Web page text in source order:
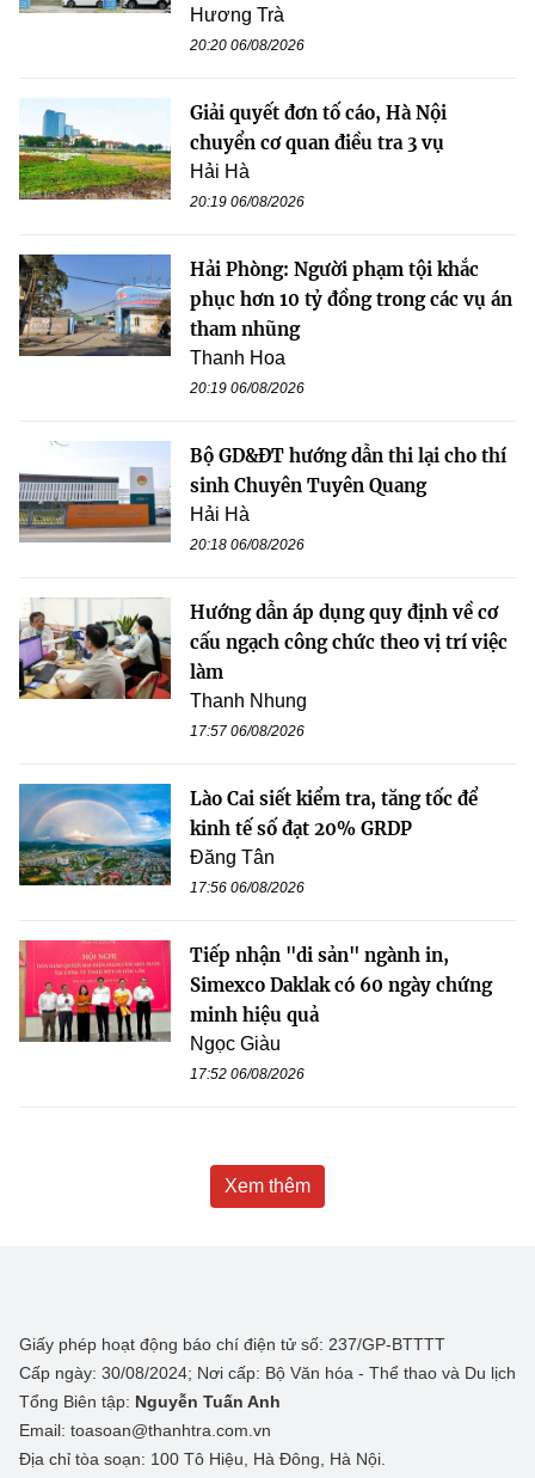
Hương Trà
20:20 06/08/2026
Giải quyết đơn tố cáo, Hà Nội
chuyển cơ quan điều tra 3 vụ
Hải Hà
20:19 06/08/2026
Hải Phòng: Người phạm tội khắc
phục hơn 10 tỷ đồng trong các vụ án
tham nhũng
Thanh Hoa
20:19 06/08/2026
Bộ GD&ĐT hướng dẫn thi lại cho thí
sinh Chuyên Tuyên Quang
Hải Hà
20:18 06/08/2026
Hướng dẫn áp dụng quy định về cơ
cấu ngạch công chức theo vị trí việc
làm
Thanh Nhung
17:57 06/08/2026
Lào Cai siết kiểm tra, tăng tốc để
kinh tế số đạt 20% GRDP
Đăng Tân
17:56 06/08/2026
Tiếp nhận "di sản" ngành in,
Simexco Daklak có 60 ngày chứng
minh hiệu quả
Ngọc Giàu
17:52 06/08/2026
Xem thêm
Giấy phép hoạt động báo chí điện tử số: 237/GP-BTTTT
Cấp ngày: 30/08/2024; Nơi cấp: Bộ Văn hóa - Thể thao và Du lịch
Tổng Biên tập: Nguyễn Tuấn Anh
Email: toasoan@thanhtra.com.vn
Địa chỉ tòa soạn: 100 Tô Hiệu, Hà Đông, Hà Nội.